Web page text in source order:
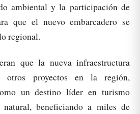
ambiental y la participación de
que el nuevo embarcadero se
regional.
que la nueva infraestructura
otros proyectos en la región,
un destino líder en turismo
beneficiando a miles de